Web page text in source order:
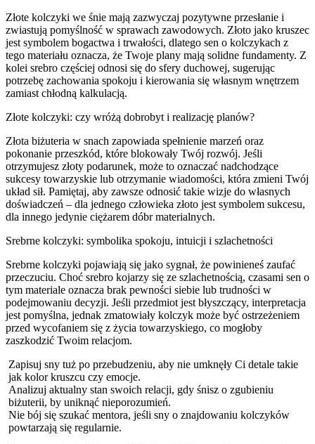
Złote kolczyki we śnie mają zazwyczaj pozytywne przesłanie i
zwiastują pomyślność w sprawach zawodowych. Złoto jako kruszec
jest symbolem bogactwa i trwałości, dlatego sen o kolczykach z
tego materiału oznacza, że Twoje plany mają solidne fundamenty. Z
kolei srebro częściej odnosi się do sfery duchowej, sugerując
potrzebę zachowania spokoju i kierowania się własnym wnętrzem
zamiast chłodną kalkulacją.
Złote kolczyki: czy wróżą dobrobyt i realizację planów?
Złota biżuteria w snach zapowiada spełnienie marzeń oraz
pokonanie przeszkód, które blokowały Twój rozwój. Jeśli
otrzymujesz złoty podarunek, może to oznaczać nadchodzące
sukcesy towarzyskie lub otrzymanie wiadomości, która zmieni Twój
układ sił. Pamiętaj, aby zawsze odnosić takie wizje do własnych
doświadczeń – dla jednego człowieka złoto jest symbolem sukcesu,
dla innego jedynie ciężarem dóbr materialnych.
Srebrne kolczyki: symbolika spokoju, intuicji i szlachetności
Srebrne kolczyki pojawiają się jako sygnał, że powinieneś zaufać
przeczuciu. Choć srebro kojarzy się ze szlachetnością, czasami sen o
tym materiale oznacza brak pewności siebie lub trudności w
podejmowaniu decyzji. Jeśli przedmiot jest błyszczący, interpretacja
jest pomyślna, jednak zmatowiały kolczyk może być ostrzeżeniem
przed wycofaniem się z życia towarzyskiego, co mogłoby
zaszkodzić Twoim relacjom.
Zapisuj sny tuż po przebudzeniu, aby nie umknęły Ci detale takie
jak kolor kruszcu czy emocje.
Analizuj aktualny stan swoich relacji, gdy śnisz o zgubieniu
biżuterii, by uniknąć nieporozumień.
Nie bój się szukać mentora, jeśli sny o znajdowaniu kolczyków
powtarzają się regularnie.